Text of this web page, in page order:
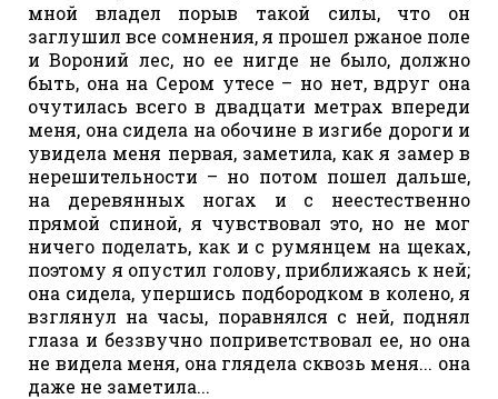
мной владел порыв такой силы, что он
заглушил все сомнения, я прошел ржаное поле
и Вороний лес, но ее нигде не было, должно
быть, она на Сером утесе – но нет, вдруг она
очутилась всего в двадцати метрах впереди
меня, она сидела на обочине в изгибе дороги и
увидела меня первая, заметила, как я замер в
нерешительности – но потом пошел дальше,
на деревянных ногах и с неестественно
прямой спиной, я чувствовал это, но не мог
ничего поделать, как и с румянцем на щеках,
поэтому я опустил голову, приближаясь к ней;
она сидела, упершись подбородком в колено, я
взглянул на часы, поравнялся с ней, поднял
глаза и беззвучно поприветствовал ее, но она
не видела меня, она глядела сквозь меня... она
даже не заметила...